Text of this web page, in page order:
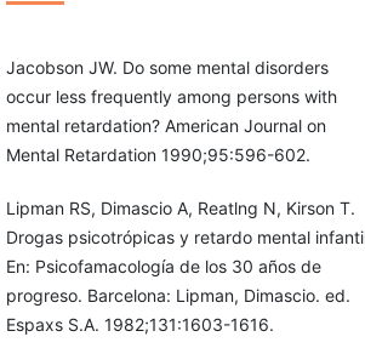
Jacobson JW. Do some mental disorders
occur less frequently among persons with
mental retardation? American Journal on
Mental Retardation 1990;95:596-602.
Lipman RS, Dimascio A, Reatlng N, Kirson T.
Drogas psicotrópicas y retardo mental
En: Psicofamacología de los 30 años de
progreso. Barcelona: Lipman, Dimascio. ed.
Espaxs S.A. 1982;131:1603-1616.